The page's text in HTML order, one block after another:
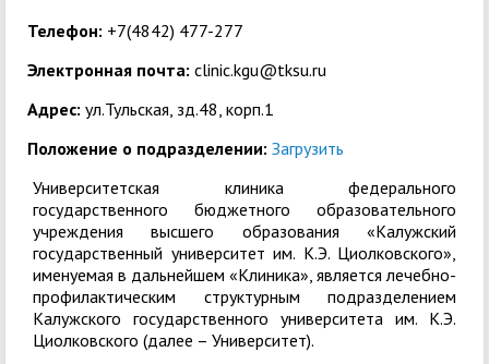
Телефон: +7(4842) 477-277
Электронная почта: clinic.kgu@tksu.ru
Адрес: ул.Тульская, зд.48, корп.1
Положение о подразделении: Загрузить
Университетская клиника федерального
государственного бюджетного образовательного
учреждения высшего образования «Калужский
государственный университет им. К.Э. Циолковского»,
именуемая в дальнейшем «Клиника», является лечебно-
профилактическим структурным подразделением
Калужского государственного университета им. К.Э.
Циолковского (далее – Университет).